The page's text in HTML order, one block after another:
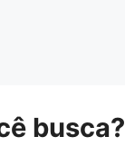
busca?